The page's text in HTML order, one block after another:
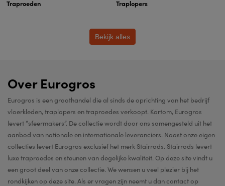
Bekijk alles
Traproeden Traplopers
Over Eurogros
Eurogros is een groothandel die al sinds de oprichting van het bedrijf
vloerkleden, traplopers en traproedes verkoopt. Kortom, Eurogros
levert “sfeermakers”. De collectie wordt door ons samengesteld uit het
aanbod van nationale en internationale leveranciers. Naast onze eigen
collecties levert Eurogros exclusief het merk Stairrods. Stairrods levert
luxe traproedes en steunen van degelijke kwaliteit. Op deze site vindt u
een groot deel van onze collectie. We wensen u veel plezier bij het
rondkijken op deze site. Als er vragen zijn neemt u dan contact op